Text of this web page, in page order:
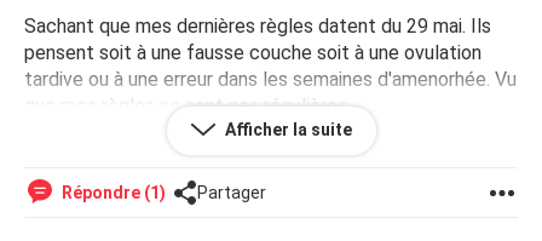
Sachant que mes dernières règles datent du 29 mai. Ils
pensent soit à une fausse couche soit à une ovulation
tardive ou à une erreur dans les semaines d'amenorhée. Vu
que mes règles ne sont pas régulières.
inquiète. Qu'en pensez-vous?
Afficher la suite
Répondre (1) Partager